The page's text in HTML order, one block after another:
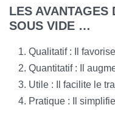
LES AVANTAGES
SOUS VIDE …
Qualitatif : Il
Quantitatif : Il
Utile : Il facilite le
Pratique : Il